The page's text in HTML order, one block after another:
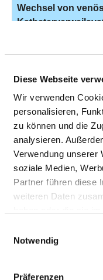
Diese Webseite
Wir verwenden
personalisieren,
zu können und die
analysieren.
Verwendung unserer
soziale Medien,
Partner führen diese
weiteren Daten
Notwendig
Präferenzen
Wechsel von
Exzision einzelner
offen chirurgisch:
Markierung Ohne
Exzision einzelner
und Lymphgefäße:
chirurgisch:
Regionale
Operation: Pelvin